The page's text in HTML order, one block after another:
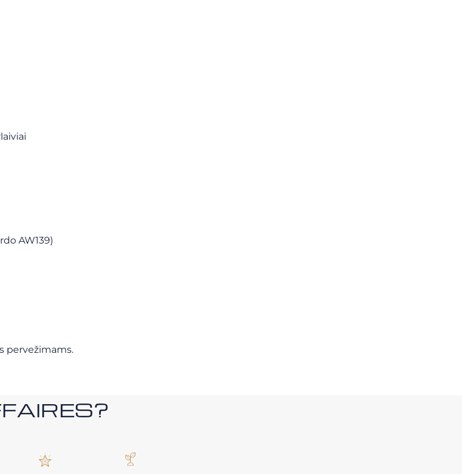
AW139)
pervežimams.